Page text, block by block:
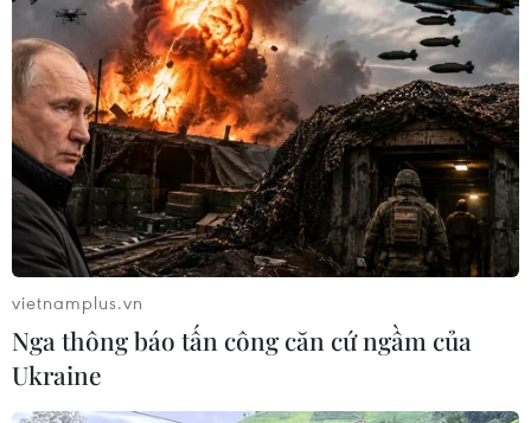
vietnamplus.vn
Nga thông báo tấn công căn cứ ngầm của
Ukraine